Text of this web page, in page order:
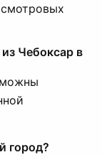
Чебоксар в
город?